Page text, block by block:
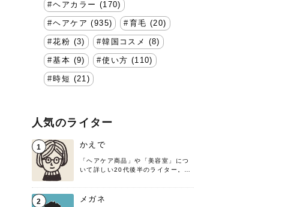
ヘアカラー (170)
ヘアケア (935) 育毛 (20)
花粉 (3) 韓国コスメ (8)
基本 (9) 使い方 (110)
時短 (21)
人気のライター
1 かえで
「ヘアケア商品」や「美容室」につ
いて詳しい20代後半のライター。楽
す！
2 メガネ